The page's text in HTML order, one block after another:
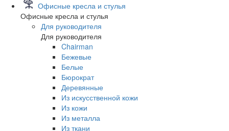
Офисные кресла и стулья
Офисные кресла и стулья
Для руководителя
Для руководителя
Chairman
Бежевые
Белые
Бюрократ
Деревянные
Из искусственной кожи
Из кожи
Из металла
Из ткани